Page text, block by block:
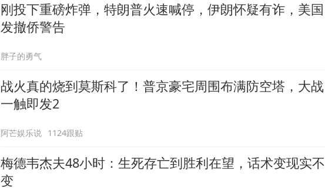
刚投下重磅炸弹，特朗普火速喊停，伊朗怀疑有诈，美国
发撤侨警告
胖子的勇气
战火真的烧到莫斯科了！普京豪宅周围布满防空塔，大战
一触即发2
阿芒娱乐说 1124跟贴
梅德韦杰夫48小时：生死存亡到胜利在望，话术变现实不
变